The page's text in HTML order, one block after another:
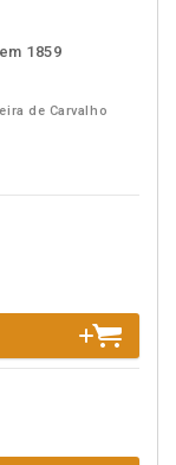
1859
de Carvalho